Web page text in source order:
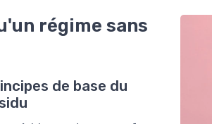
régime sans
de base du